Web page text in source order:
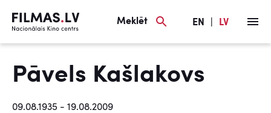
Meklēt EN LV
Pāvels Kašlakovs
09.08.1935 - 19.08.2009